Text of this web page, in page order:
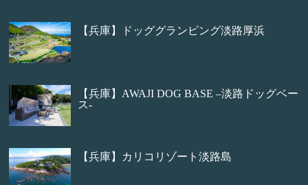
【兵庫】ドッググランピング淡路厚浜
【兵庫】AWAJI DOG BASE –淡路ドッグベー
ス-
【兵庫】カリコリゾート淡路島